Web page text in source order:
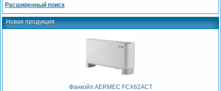
Расширенный поиск
Новая продукция
Фанкойл AERMEC FCX62ACT